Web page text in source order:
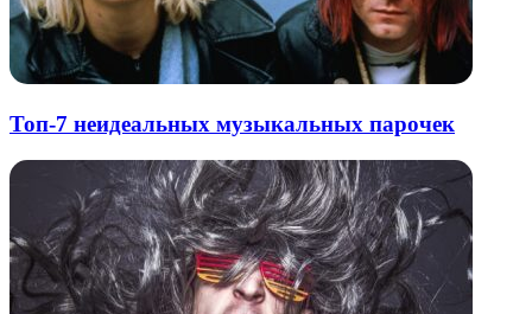
Топ-7 неидеальных музыкальных парочек